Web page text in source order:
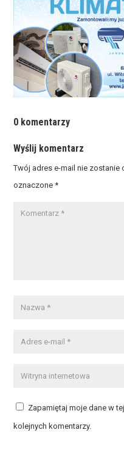
0 komentarzy
Wyślij komentarz
Twój adres e-mail nie zostanie
oznaczone*
Zapamiętaj moje dane w
kolejnych komentarzy.